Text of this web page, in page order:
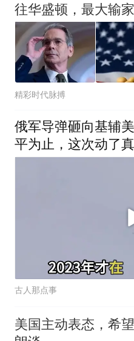
往华盛顿，最大输
精彩时代脉搏
俄军导弹砸向基辅
平为止，这次动了
古人那点事
美国主动表态，希